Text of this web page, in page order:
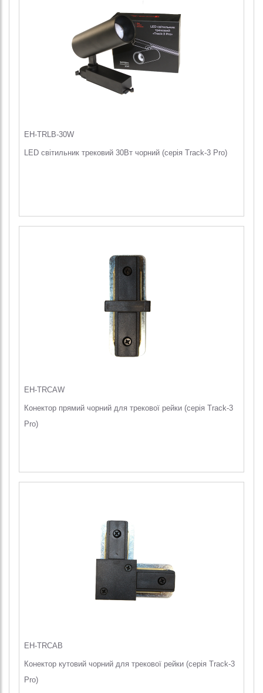
EH-TRLB-30W
LED світильник трековий 30Вт чорний (серія Track-3 Pro)
EH-TRCAW
Конектор прямий чорний для трекової рейки (серія Track-3
Pro)
EH-TRCAB
Конектор кутовий чорний для трекової рейки (серія Track-3
Pro)